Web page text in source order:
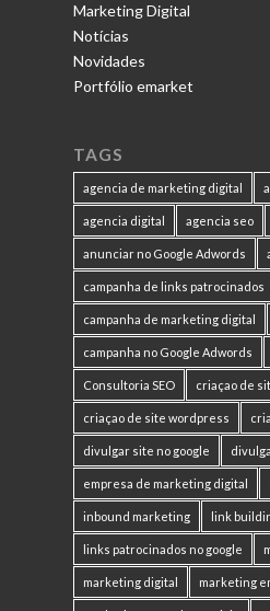
Marketing Digital
Notícias
Novidades
Portfólio emarket
TAGS
agencia de marketing digital
agencia digital agencia seo
anunciar no Google Adwords
campanha de links patrocinados
campanha de marketing digital
campanha no Google Adwords
Consultoria SEO criaçao de
criaçao de site wordpress
divulgar site no google
empresa de marketing digital
inbound marketing link
links patrocinados no google
marketing digital marketing